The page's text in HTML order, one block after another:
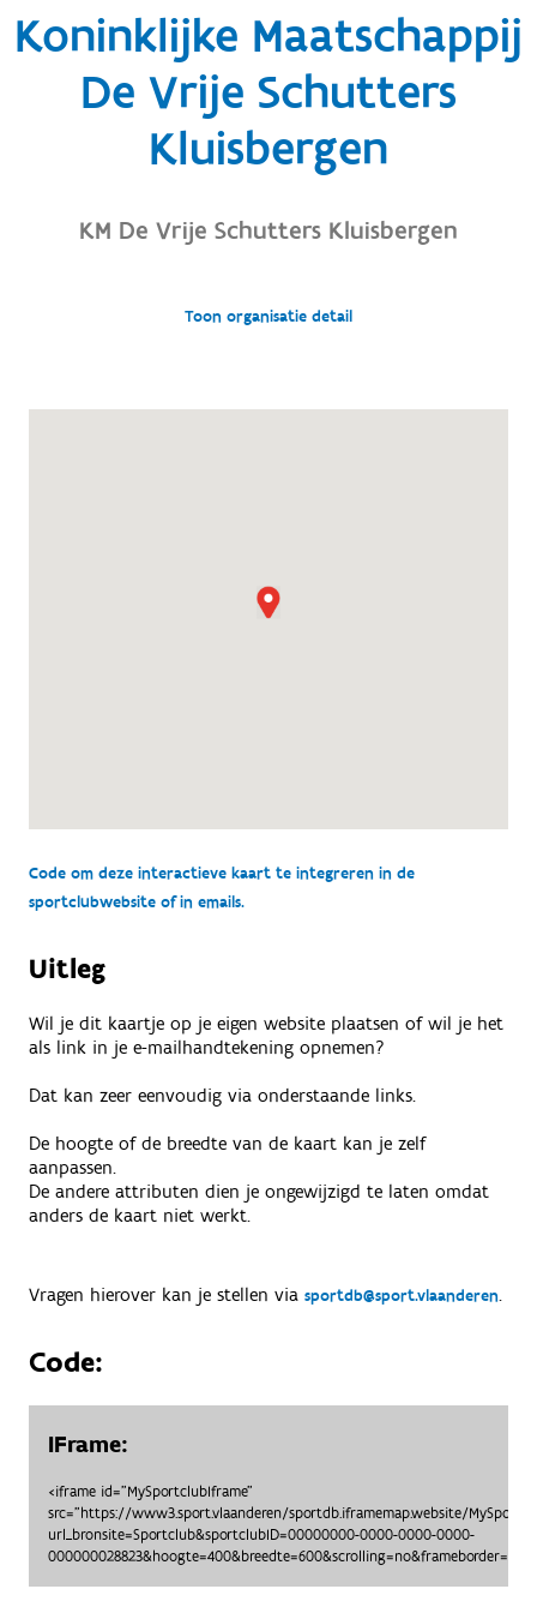
Koninklijke Maatschappij
De Vrije Schutters
Kluisbergen
KM De Vrije Schutters Kluisbergen
Toon organisatie detail
Code om deze interactieve kaart te integreren in de
sportclubwebsite of in emails.
Uitleg
Wil je dit kaartje op je eigen website plaatsen of wil je het
als link in je e-mailhandtekening opnemen?
Dat kan zeer eenvoudig via onderstaande links.
De hoogte of de breedte van de kaart kan je zelf
aanpassen.
De andere attributen dien je ongewijzigd te laten omdat
anders de kaart niet werkt.
Vragen hierover kan je stellen via sportdb@sport.vlaanderen.
Code:
IFrame:
<iframe id="MySportclubIframe"
src="https://www3.sport.vlaanderen/sportdb.iframemap.website/
url_bronsite=Sportclub&sportclubID=00000000-0000-0000-0000-